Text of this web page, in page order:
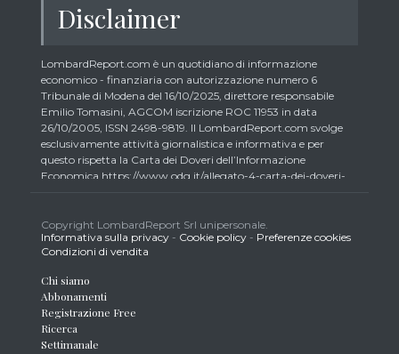
Disclaimer
LombardReport.com è un quotidiano di informazione
economico - finanziaria con autorizzazione numero 6
Tribunale di Modena del 16/10/2025, direttore responsabile
Emilio Tomasini, AGCOM iscrizione ROC 11953 in data
26/10/2005, ISSN 2498-9819. Il LombardReport.com svolge
esclusivamente attività giornalistica e informativa e per
questo rispetta la Carta dei Doveri dell’Informazione
Economica https://www.odg.it/allegato-4-carta-dei-doveri-
essere consapevoli che i collaboratori di LombardReport.com
iscritti all’Ordine dei Giornalisti non possono detenere i titoli
oggetto dei loro articoli mentre i collaboratori non giornalisti
trader retail e comunque inferiori allo 0,5% del capitale, gli
strumenti finanziari oggetto dei loro articoli creando così un
potenziale conflitto di interesse con i lettori stessi. L’accesso al
presente sito implica la conoscenza e la piena accettazione
Copyright LombardReport Srl unipersonale.
Informativa sulla privacy - Cookie policy - Preferenze cookies
Condizioni di vendita
Chi siamo
Abbonamenti
Registrazione Free
Ricerca
Settimanale